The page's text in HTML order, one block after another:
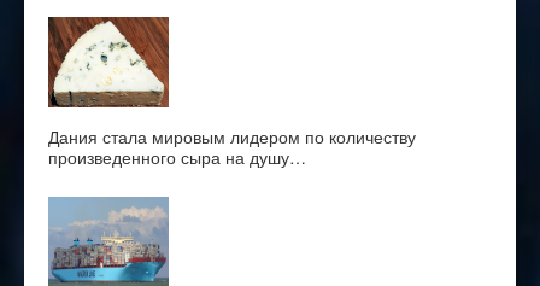
Дания стала мировым лидером по количеству
произведенного сыра на душу…